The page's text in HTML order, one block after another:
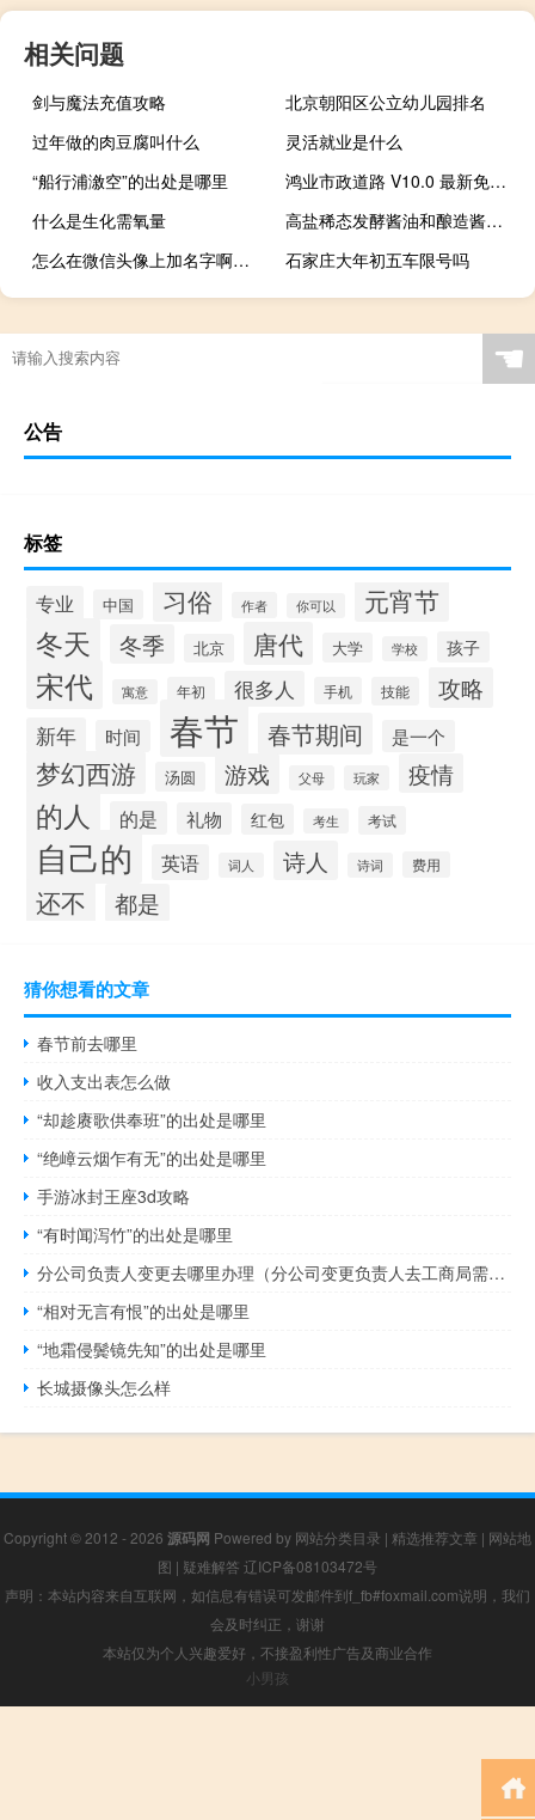
相关问题
剑与魔法充值攻略
北京朝阳区公立幼儿园排名
过年做的肉豆腐叫什么
灵活就业是什么
“船行浦漵空”的出处是哪里
鸿业市政道路 V10.0 最新免费版（鸿业市政道路 V10.0 最新免费版功能简介）
什么是生化需氧量
高盐稀态发酵酱油和酿造酱油的区别
怎么在微信头像上加名字啊（怎么在微信头像上加国旗）
石家庄大年初五车限号吗
☚
公告
标签
专业 中国 习俗 作者 你可以 元宵节
冬天 冬季 北京 唐代 大学 学校 孩子
宋代 寓意 年初 很多人 手机 技能 攻略
新年 时间 春节 春节期间 是一个
梦幻西游 汤圆 游戏 父母 玩家 疫情
的人 的是 礼物 红包 考生 考试
自己的 英语 词人 诗人 诗词 费用
还不 都是
猜你想看的文章
春节前去哪里
收入支出表怎么做
“却趁赓歌供奉班”的出处是哪里
“绝嶂云烟乍有无”的出处是哪里
手游冰封王座3d攻略
“有时闻泻竹”的出处是哪里
分公司负责人变更去哪里办理（分公司变更负责人去工商局需要什么材料）
“相对无言有恨”的出处是哪里
“地霜侵鬓镜先知”的出处是哪里
长城摄像头怎么样
Copyright © 2012 - 2026 源码网 Powered by 网站分类目录 | 精选推荐文章 | 网站地
图 | 疑难解答 辽ICP备08103472号
声明：本站内容来自互联网，如信息有错误可发邮件到f_fb#foxmail.com说明，我们
会及时纠正，谢谢
本站仅为个人兴趣爱好，不接盈利性广告及商业合作
小男孩